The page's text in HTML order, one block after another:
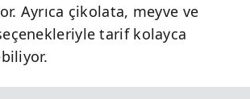
Ayrıca çikolata, meyve ve
tarif kolayca